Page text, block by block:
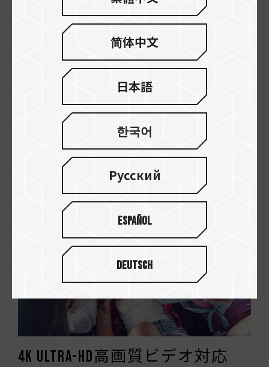
パッドに最適です。ELITE A1カードの読み取り/書
き込み速度に合わせて、パフォーマンスが向上し
ます。ランダム読み取り速度は最大1500 IOPS（1
秒あたりの入出力操作）、ランダム書き込み速度
は最大500 IOPS。アプリをすばやく実行し、関連
するフォローアップ作業を処理して、さらに多くの
アプリをインストールできるようにすることを目
的としています。
4K Ultra-HD高画質ビデオ対応
简体中文
日本語
한국어
Русский
Español
Deutsch